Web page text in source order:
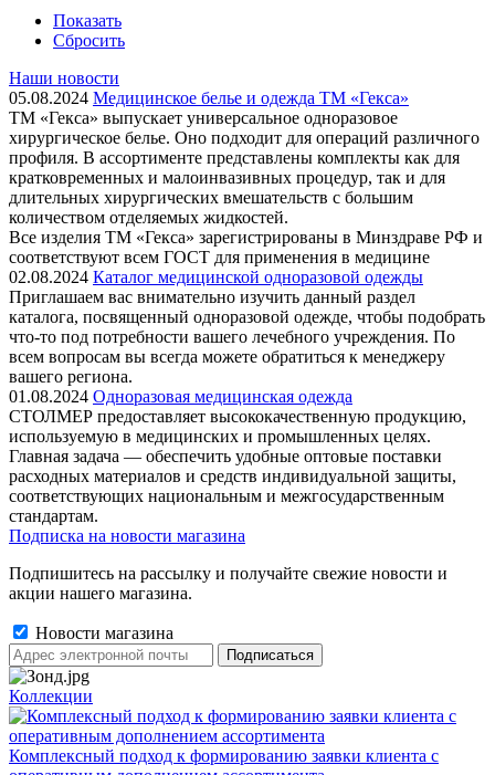
Показать
Сбросить
Наши новости
05.08.2024 Медицинское белье и одежда ТМ «Гекса»
ТМ «Гекса» выпускает универсальное одноразовое
хирургическое белье. Оно подходит для операций различного
профиля. В ассортименте представлены комплекты как для
кратковременных и малоинвазивных процедур, так и для
длительных хирургических вмешательств с большим
количеством отделяемых жидкостей.
Все изделия ТМ «Гекса» зарегистрированы в Минздраве РФ и
соответствуют всем ГОСТ для применения в медицине
02.08.2024 Каталог медицинской одноразовой одежды
Приглашаем вас внимательно изучить данный раздел
каталога, посвященный одноразовой одежде, чтобы подобрать
что-то под потребности вашего лечебного учреждения. По
всем вопросам вы всегда можете обратиться к менеджеру
вашего региона.
01.08.2024 Одноразовая медицинская одежда
СТОЛМЕР предоставляет высококачественную продукцию,
используемую в медицинских и промышленных целях.
Главная задача — обеспечить удобные оптовые поставки
расходных материалов и средств индивидуальной защиты,
соответствующих национальным и межгосударственным
стандартам.
Подписка на новости магазина
Подпишитесь на рассылку и получайте свежие новости и
акции нашего магазина.
Новости магазина
Коллекции
Комплексный подход к формированию заявки клиента с